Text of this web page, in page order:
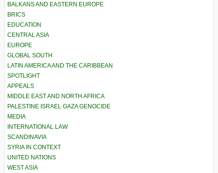
BALKANS AND EASTERN EUROPE
BRICS
EDUCATION
CENTRAL ASIA
EUROPE
GLOBAL SOUTH
LATIN AMERICA AND THE CARIBBEAN
SPOTLIGHT
APPEALS
MIDDLE EAST AND NORTH AFRICA
PALESTINE ISRAEL GAZA GENOCIDE
MEDIA
INTERNATIONAL LAW
SCANDINAVIA
SYRIA IN CONTEXT
UNITED NATIONS
WEST ASIA